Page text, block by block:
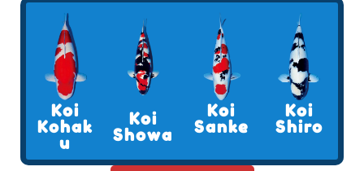
Koi
Kohak
u
Koi
Showa
Koi
Sanke
Koi
Shiro